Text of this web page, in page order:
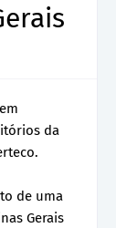
da
de uma
Gerais